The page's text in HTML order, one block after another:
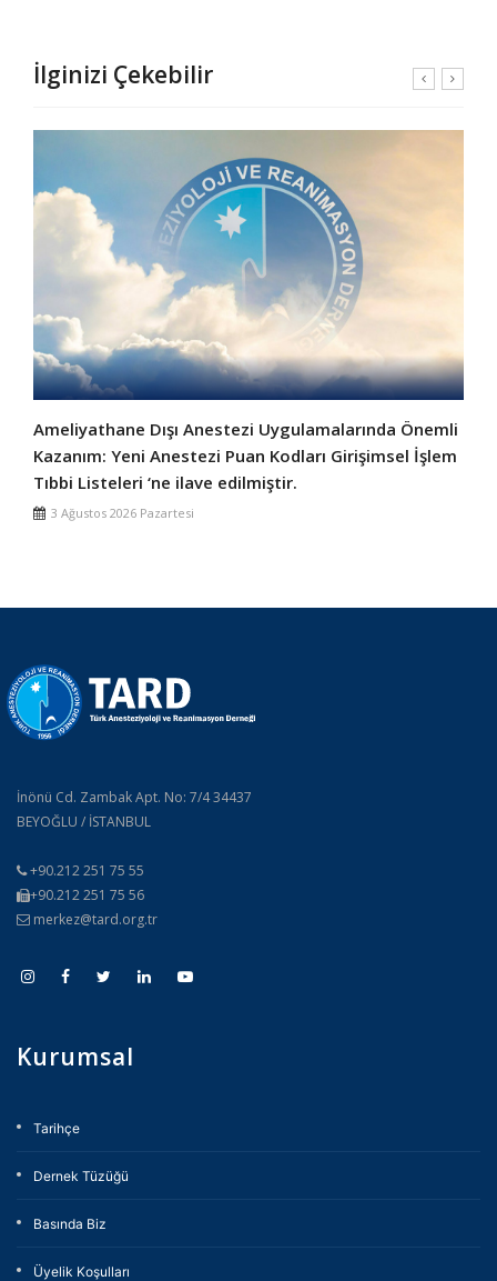
İlginizi Çekebilir
Ameliyathane Dışı Anestezi Uygulamalarında Önemli
Kazanım: Yeni Anestezi Puan Kodları Girişimsel İşlem
Tıbbi Listeleri ‘ne ilave edilmiştir.
3 Ağustos 2026 Pazartesi
İnönü Cd. Zambak Apt. No: 7/4 34437
BEYOĞLU / İSTANBUL
+90.212 251 75 55
+90.212 251 75 56
merkez@tard.org.tr
Kurumsal
Tarihçe
Dernek Tüzüğü
Basında Biz
Üyelik Koşulları